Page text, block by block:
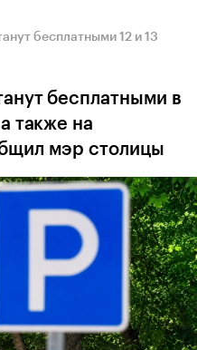
бесплатными 12 и 13
бесплатными в
также на
мэр столицы